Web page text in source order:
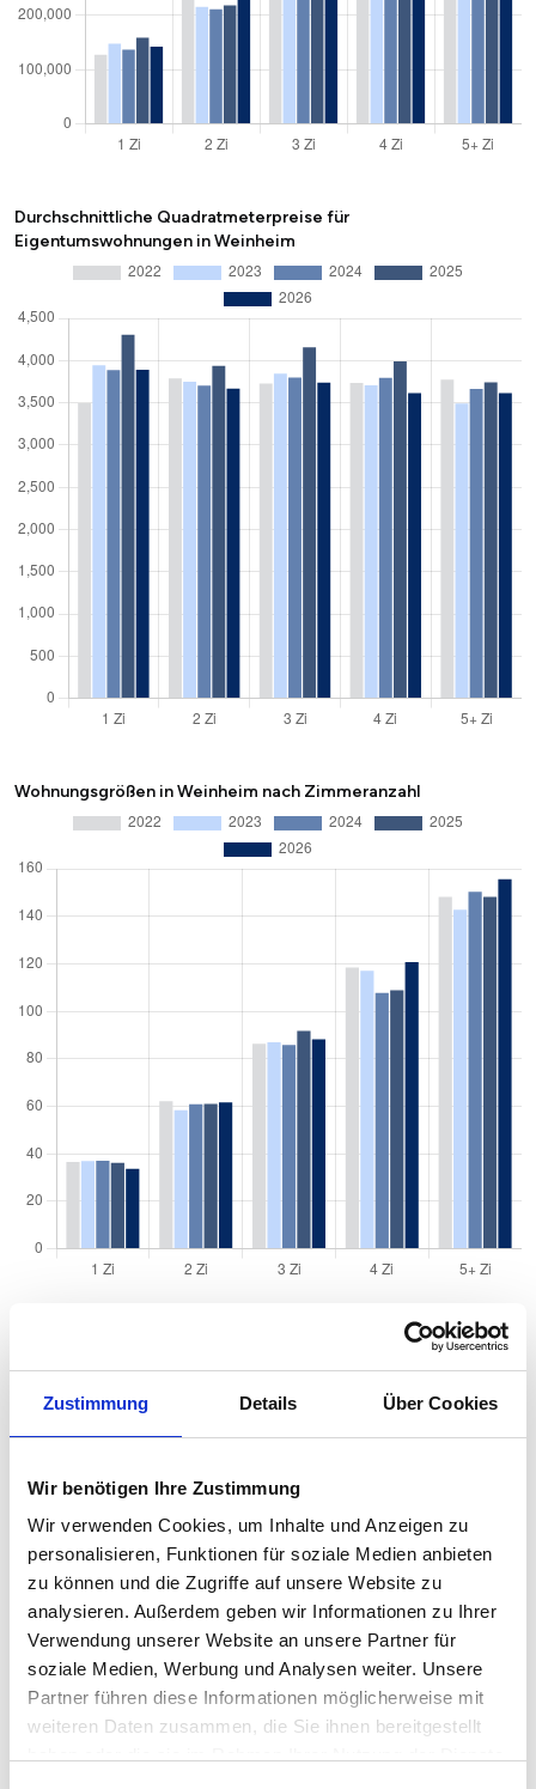
Zustimmung Details Über Cookies
Wir benötigen Ihre Zustimmung
Wir verwenden Cookies, um Inhalte und Anzeigen zu
personalisieren, Funktionen für soziale Medien anbieten
zu können und die Zugriffe auf unsere Website zu
analysieren. Außerdem geben wir Informationen zu Ihrer
Verwendung unserer Website an unsere Partner für
soziale Medien, Werbung und Analysen weiter. Unsere
Partner führen diese Informationen möglicherweise mit
weiteren Daten zusammen, die Sie ihnen bereitgestellt
Durchschnittliche Quadratmeterpreise für
Eigentumswohnungen in Weinheim
Wohnungsgrößen in Weinheim nach Zimmeranzahl
Quadratmeterpreise in Weinheim für Wohnungen
nach Wohnungstyp
Sonstige 3.949 € 4.233 € 4.132 €
-2,39
Erdgeschosswohnung 3.845 € 4.289 € 3.844 €
-10,39
Souterrain 3.321 € 3.593 € 3.450 €
-3,97
Hochparterre 3.649 € 3.932 € 4.016 €